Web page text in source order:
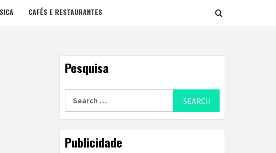
CAFÉS E RESTAURANTES
Pesquisa
Publicidade